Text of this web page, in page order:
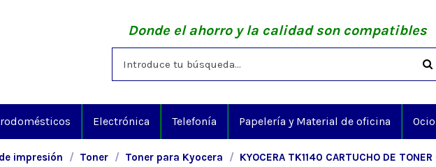
Donde el ahorro y la calidad son compatibles
Electrónica Telefonía Papelería y Material de oficina Ocio
impresión Toner Toner para Kyocera KYOCERA TK1140 CARTUCHO DE TONER